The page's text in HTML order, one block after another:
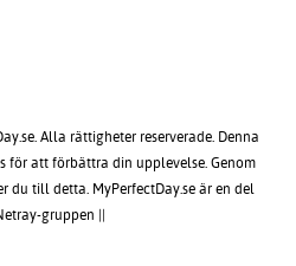
Alla rättigheter reserverade. Denna
för att förbättra din upplevelse. Genom
du till detta. MyPerfectDay.se är en del
gruppen ||